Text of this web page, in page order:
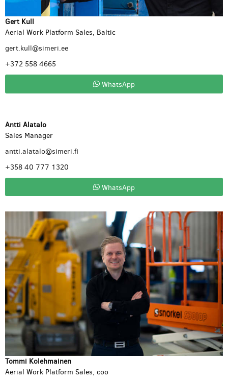
Gert Kull
Aerial Work Platform Sales, Baltic
gert.kull@simeri.ee
+372 558 4665
WhatsApp
Antti Alatalo
Sales Manager
antti.alatalo@simeri.fi
+358 40 777 1320
WhatsApp
Tommi Kolehmainen
Aerial Work Platform Sales, coo